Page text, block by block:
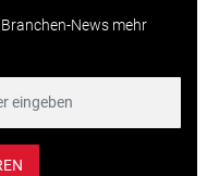
News mehr